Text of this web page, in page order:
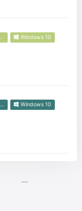
Windows 10
Windows 10